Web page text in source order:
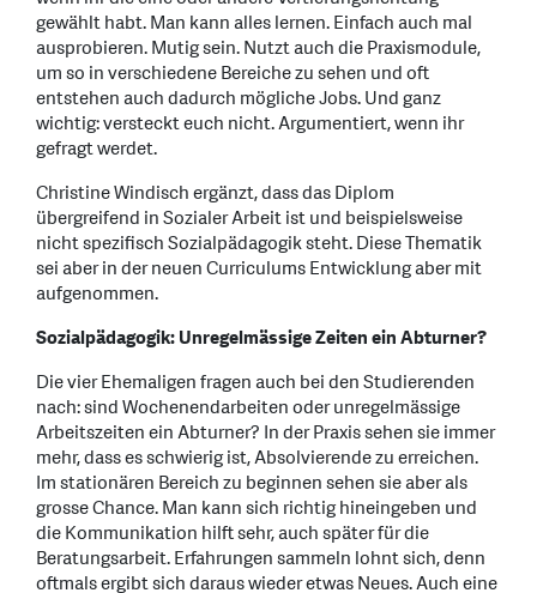
gewählt habt. Man kann alles lernen. Einfach auch mal
ausprobieren. Mutig sein. Nutzt auch die Praxismodule,
um so in verschiedene Bereiche zu sehen und oft
entstehen auch dadurch mögliche Jobs. Und ganz
wichtig: versteckt euch nicht. Argumentiert, wenn ihr
gefragt werdet.
Christine Windisch ergänzt, dass das Diplom
übergreifend in Sozialer Arbeit ist und beispielsweise
nicht spezifisch Sozialpädagogik steht. Diese Thematik
sei aber in der neuen Curriculums Entwicklung aber mit
aufgenommen.
Sozialpädagogik: Unregelmässige Zeiten ein Abturner?
Die vier Ehemaligen fragen auch bei den Studierenden
nach: sind Wochenendarbeiten oder unregelmässige
Arbeitszeiten ein Abturner? In der Praxis sehen sie immer
mehr, dass es schwierig ist, Absolvierende zu erreichen.
Im stationären Bereich zu beginnen sehen sie aber als
grosse Chance. Man kann sich richtig hineingeben und
die Kommunikation hilft sehr, auch später für die
Beratungsarbeit. Erfahrungen sammeln lohnt sich, denn
oftmals ergibt sich daraus wieder etwas Neues. Auch eine